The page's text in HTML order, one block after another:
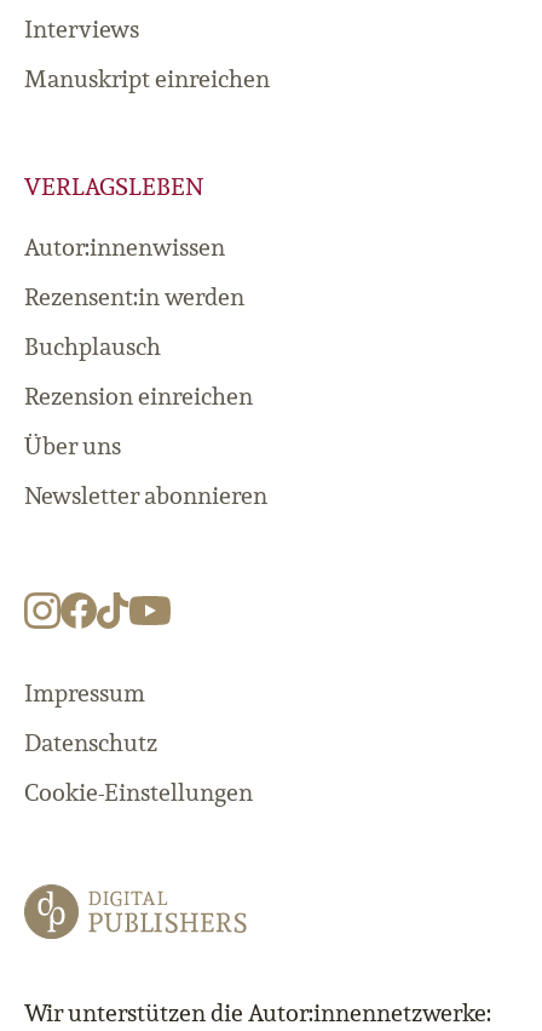
Interviews
Manuskript einreichen
VERLAGSLEBEN
Autor:innenwissen
Rezensent:in werden
Buchplausch
Rezension einreichen
Über uns
Newsletter abonnieren
Impressum
Datenschutz
Cookie-Einstellungen
Wir unterstützen die Autor:innennetzwerke: